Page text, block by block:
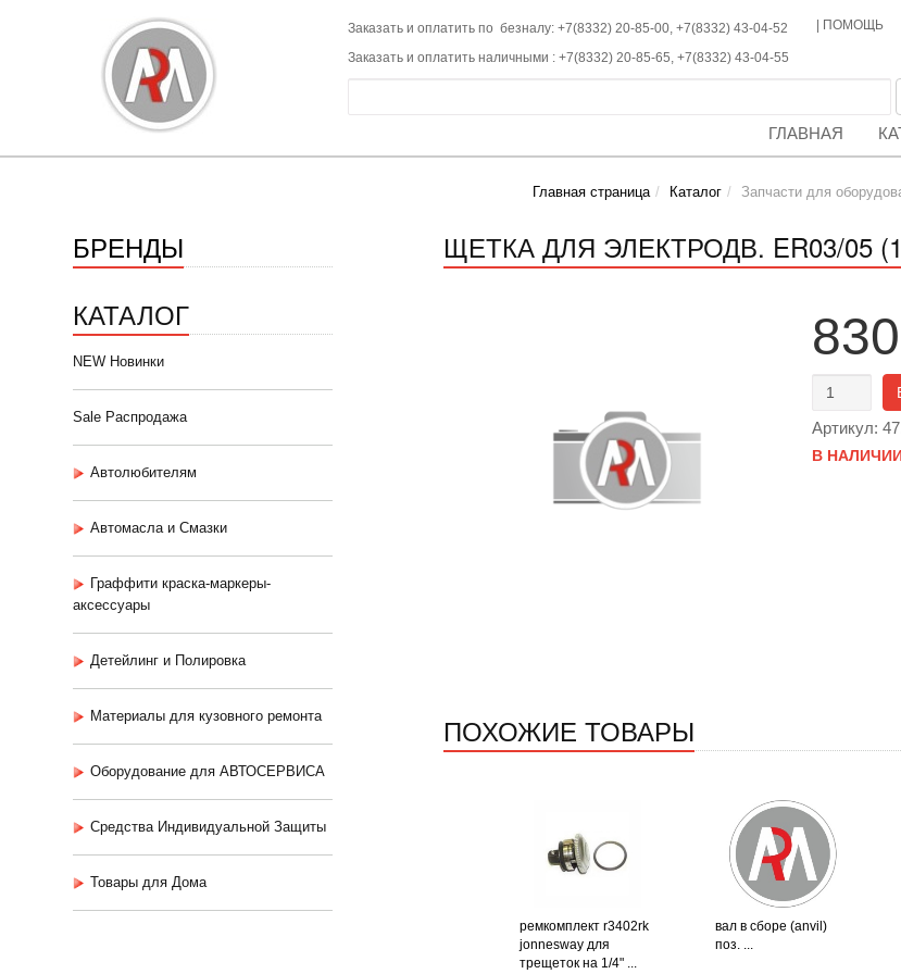
Заказать и оплатить по безналу: +7(8332) 20-85-00, +7(8332) 43-04-52
Заказать и оплатить наличными : +7(8332) 20-85-65, +7(8332) 43-04-55
ПОМОЩЬ
ГЛАВНАЯ
Главная страница Каталог Запчасти для
БРЕНДЫ
КАТАЛОГ
NEW Новинки
Sale Распродажа
Автолюбителям
Автомасла и Смазки
Граффити краска-маркеры-
аксессуары
Детейлинг и Полировка
Материалы для кузовного ремонта
Оборудование для АВТОСЕРВИСА
Средства Индивидуальной Защиты
Товары для Дома
ЩЕТКА ДЛЯ ЭЛЕКТРОДВ. ER03/05
830
Артикул:
В
ПОХОЖИЕ ТОВАРЫ
ремкомплект r3402rk
jonnesway для
трещеток на 1/4" ...
вал в сборе (anvil)
поз. ...